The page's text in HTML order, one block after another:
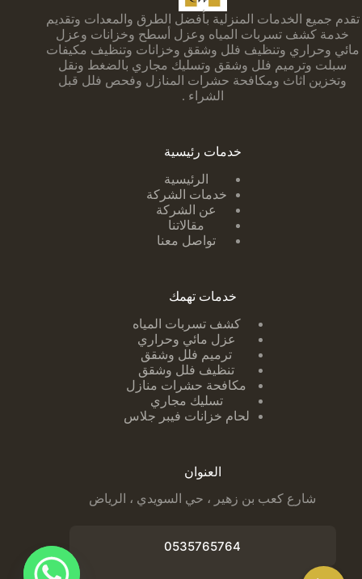
تقدم جميع الخدمات المنزلية بأفضل الطرق والمعدات وتقديم
خدمة كشف تسربات المياه وعزل أسطح وخزانات وعزل
مائي وحراري وتنظيف فلل وشقق وخزانات وتنظيف مكيفات
سبلت وترميم فلل وشقق وتسليك مجاري بالضغط ونقل
وتخزين اثاث ومكافحة حشرات المنازل وفحص فلل قبل
الشراء .
خدمات رئيسية
الرئيسية
خدمات الشركة
عن الشركة
مقالاتنا
تواصل معنا
خدمات تهمك
كشف تسربات ا لمياه
عزل مائي وحراري
ترميم فلل وشقق
تنظيف فلل وشقق
مكافحة حشرات منازل
تسليك مجاري
لحام خزانات فيبر جلاس
العنوان
شارع كعب بن زهير ، حي السويدي ، الرياض
0535765764